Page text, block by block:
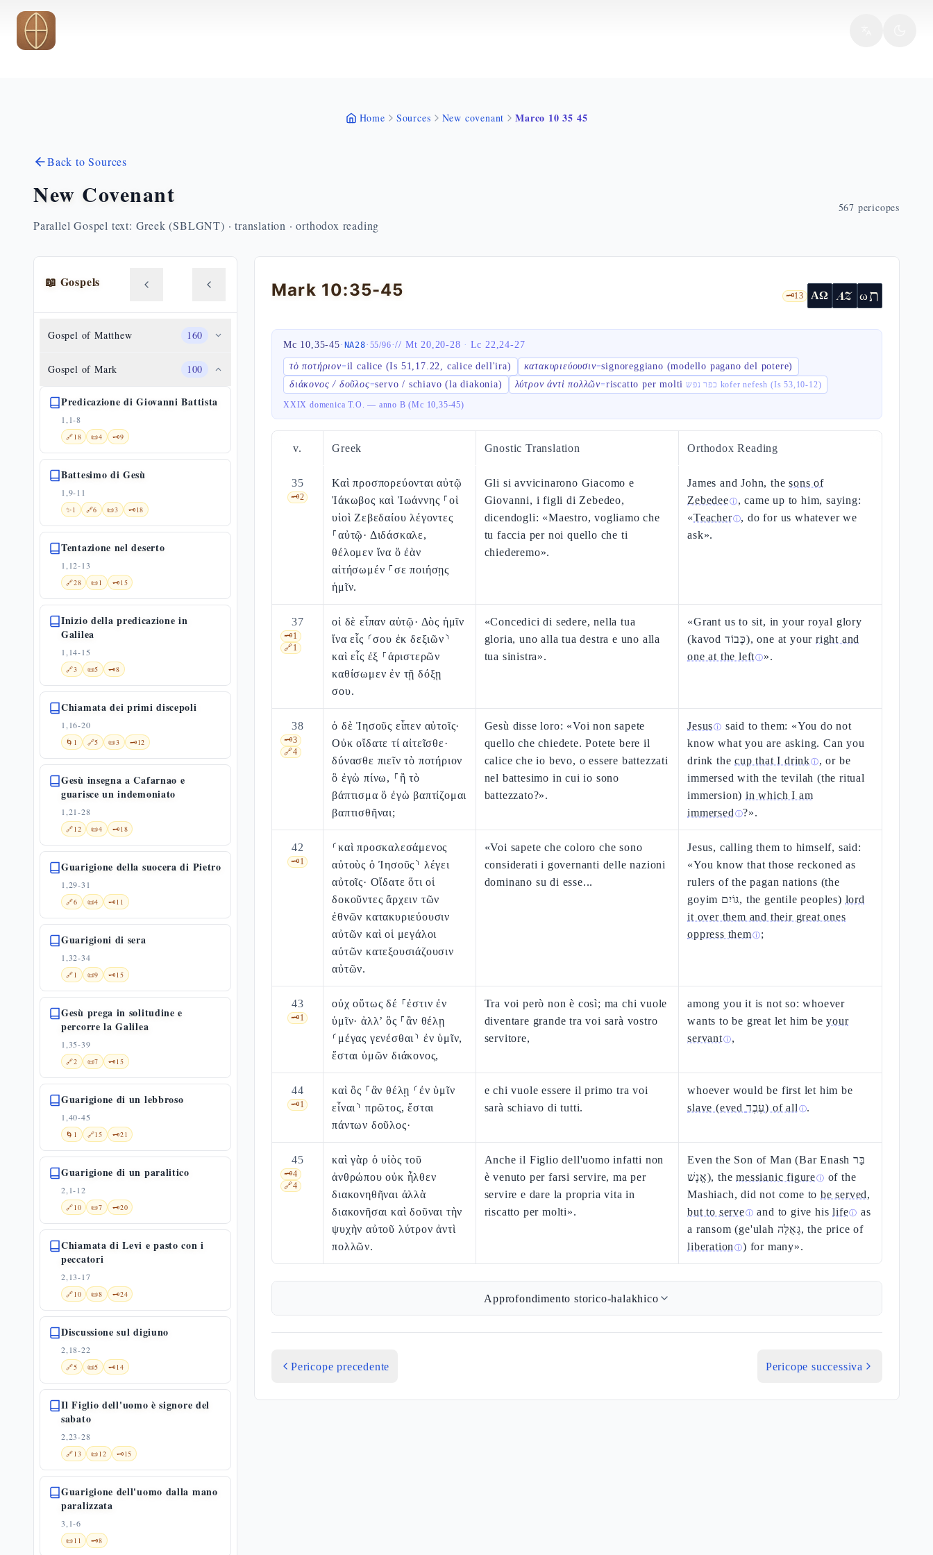
Skip to main content
Home Sources New covenant Marco 10 35 45
Back to Sources
New Covenant
Parallel Gospel text: Greek (SBLGNT) · translation · orthodox reading
567 pericopes
📖 Gospels
Gospel of Matthew 160
Gospel of Mark 100
Predicazione di Giovanni Battista
1,1-8
🔗18 📜4 🗝️9
Battesimo di Gesù
1,9-11
✨1 🔗6 📜3 🗝️18
Tentazione nel deserto
1,12-13
🔗28 📜1 🗝️15
Inizio della predicazione in
Galilea
1,14-15
🔗3 📜5 🗝️8
Chiamata dei primi discepoli
1,16-20
🌀 1 🔗5 📜3 🗝️12
Gesù insegna a Cafarnao e
guarisce un indemoniato
1,21-28
🔗12 📜4 🗝️18
Guarigione della suocera di Pietro
1,29-31
🔗6 📜4 🗝️11
Guarigioni di sera
1,32-34
🔗1 📜9 🗝️15
Gesù prega in solitudine e
percorre la Galilea
1,35-39
🔗2 📜7 🗝️15
Guarigione di un lebbroso
1,40-45
🌀 1 🔗15 🗝️21
Guarigione di un paralitico
2,1-12
🔗10 📜7 🗝️20
Chiamata di Levi e pasto con i
peccatori
2,13-17
🔗10 📜8 🗝️24
Discussione sul digiuno
2,18-22
🔗5 📜5 🗝️14
Il Figlio dell'uomo è signore del
sabato
2,23-28
🔗13 📜12 🗝️15
Guarigione dell'uomo dalla mano
paralizzata
3,1-6
📜11 🗝️8
Mark 10:35-45 🗝️13 ΑΩ AZ ωת
Mc 10,35-45· NA28· 55/96·// Mt 20,20-28 · Lc 22,24-27
τὸ ποτήριον=il calice (Is 51,17.22, calice dell'ira) κατακυριεύουσιν=signoreggiano (modello pagano del potere)
διάκονος / δοῦλος=servo / schiavo (la diakonia) λύτρον ἀντὶ πολλῶν=riscatto per molti כפר נפש kofer nefesh (Is 53,10-12)
XXIX domenica T.O. — anno B (Mc 10,35-45)
v. Greek Gnostic Translation Orthodox Reading
35
🗝️2
Καὶ προσπορεύονται αὐτῷ
Ἰάκωβος καὶ Ἰωάννης ⸀οἱ
υἱοὶ Ζεβεδαίου λέγοντες
⸀αὐτῷ· Διδάσκαλε,
θέλομεν ἵνα ὃ ἐὰν
αἰτήσωμέν ⸀σε ποιήσῃς
ἡμῖν.
Gli si avvicinarono Giacomo e
Giovanni, i figli di Zebedeo,
dicendogli: «Maestro, vogliamo che
tu faccia per noi quello che ti
chiederemo».
James and John, thesons of
Zebedeeⓘ, came up to him, saying:
«Teacherⓘ, do for us whatever we
ask».
37
🗝️1
🔗1
οἱ δὲ εἶπαν αὐτῷ· Δὸς ἡμῖν
ἵνα εἷς ⸂σου ἐκ δεξιῶν⸃
καὶ εἷς ἐξ ⸀ἀριστερῶν
καθίσωμεν ἐν τῇ δόξῃ
σου.
«Concedici di sedere, nella tua
gloria, uno alla tua destra e uno alla
tua sinistra».
«Grant us to sit, in your royal glory
(kavod כָּבוֹד), one at yourright and
one at the leftⓘ».
38
🗝️3
🔗4
ὁ δὲ Ἰησοῦς εἶπεν αὐτοῖς·
Οὐκ οἴδατε τί αἰτεῖσθε·
δύνασθε πιεῖν τὸ ποτήριον
ὃ ἐγὼ πίνω, ⸀ἢ τὸ
βάπτισμα ὃ ἐγὼ βαπτίζομαι
βαπτισθῆναι;
Gesù disse loro: «Voi non sapete
quello che chiedete. Potete bere il
calice che io bevo, o essere battezzati
nel battesimo in cui io sono
battezzato?».
Jesusⓘ said to them: «You do not
know what you are asking. Can you
drink thecup that I drinkⓘ, or be
immersed with the tevilah (the ritual
immersion)in which I am
immersed ⓘ?».
42
🗝️1
⸂καὶ προσκαλεσάμενος
αὐτοὺς ὁ Ἰησοῦς⸃ λέγει
αὐτοῖς· Οἴδατε ὅτι οἱ
δοκοῦντες ἄρχειν τῶν
ἐθνῶν κατακυριεύουσιν
αὐτῶν καὶ οἱ μεγάλοι
αὐτῶν κατεξουσιάζουσιν
αὐτῶν.
«Voi sapete che coloro che sono
considerati i governanti delle nazioni
dominano su di esse...
Jesus, calling them to himself, said:
«You know that those reckoned as
rulers of the pagan nations (the
goyim גּוֹיִם, the gentile peoples) lord
it over them and their great ones
oppress themⓘ;
43
🗝️1
οὐχ οὕτως δέ ⸀ἐστιν ἐν
ὑμῖν· ἀλλ’ ὃς ⸀ἂν θέλῃ
⸂μέγας γενέσθαι⸃ ἐν ὑμῖν,
ἔσται ὑμῶν διάκονος,
Tra voi però non è così; ma chi vuole
diventare grande tra voi sarà vostro
servitore,
among you it is not so: whoever
wants to be great let him beyour
servantⓘ,
44
🗝️1
καὶ ὃς ⸀ἂν θέλῃ ⸂ἐν ὑμῖν
εἶναι⸃ πρῶτος, ἔσται
πάντων δοῦλος·
e chi vuole essere il primo tra voi
sarà schiavo di tutti.
whoever would be first let him be
slave (eved עֶבֶד) of all ⓘ.
45
🗝️4
🔗4
καὶ γὰρ ὁ υἱὸς τοῦ
ἀνθρώπου οὐκ ἦλθεν
διακονηθῆναι ἀλλὰ
διακονῆσαι καὶ δοῦναι τὴν
ψυχὴν αὐτοῦ λύτρον ἀντὶ
πολλῶν.
Anche il Figlio dell'uomo infatti non
è venuto per farsi servire, ma per
servire e dare la propria vita in
riscatto per molti».
Even the Son of Man (Bar Enash בַּר
אֱנָשׁ), themessianic figureⓘ of the
Mashiach, did not come tobe served,
but to serveⓘ and to give hislifeⓘ as
a ransom (ge'ulah גְּאֻלָּה, the price of
liberation ⓘ) for many».
Approfondimento storico-halakhico
Pericope precedente Pericope successiva